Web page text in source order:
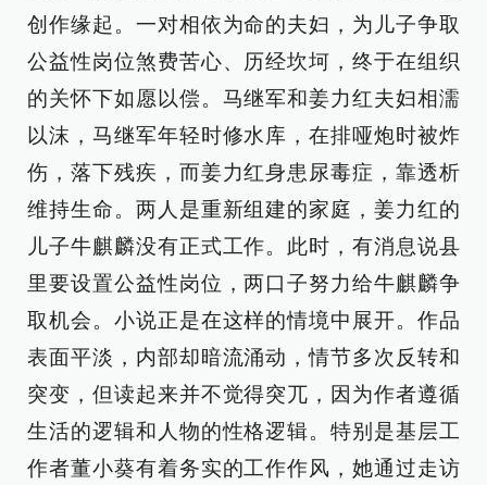
创作缘起。一对相依为命的夫妇，为儿子争取
公益性岗位煞费苦心、历经坎坷，终于在组织
的关怀下如愿以偿。马继军和姜力红夫妇相濡
以沫，马继军年轻时修水库，在排哑炮时被炸
伤，落下残疾，而姜力红身患尿毒症，靠透析
维持生命。两人是重新组建的家庭，姜力红的
儿子牛麒麟没有正式工作。此时，有消息说县
里要设置公益性岗位，两口子努力给牛麒麟争
取机会。小说正是在这样的情境中展开。作品
表面平淡，内部却暗流涌动，情节多次反转和
突变，但读起来并不觉得突兀，因为作者遵循
生活的逻辑和人物的性格逻辑。特别是基层工
作者董小葵有着务实的工作作风，她通过走访